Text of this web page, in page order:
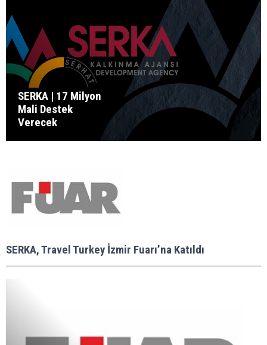
SERKA | 17 Milyon
Mali Destek
Verecek
SERKA, Travel Turkey İzmir Fuarı’na Katıldı